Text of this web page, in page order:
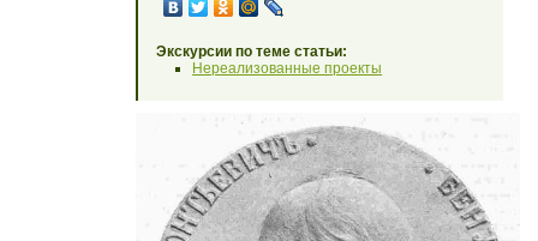
Экскурсии по теме статьи:
Нереализованные проекты